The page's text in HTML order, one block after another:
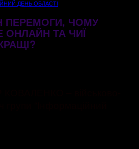
ДЕНЬ ОБЛАСТІ
ПЕРЕМОГИ, ЧОМУ
ТА ЧИЇ